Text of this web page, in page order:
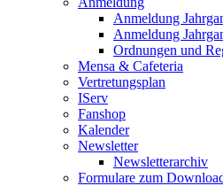
Anmeldung
Anmeldung
Ordnungen und
Mensa & Cafeteria
Vertretungsplan
IServ
Fanshop
Kalender
Newsletter
Newsletterarchiv
Formulare zum